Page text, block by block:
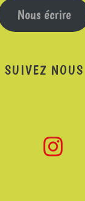
Nous écrire
SUIVEZ NOUS